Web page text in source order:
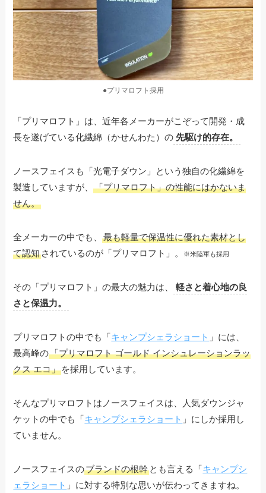
●プリマロフト採用
「プリマロフト」は、近年各メーカーがこぞって開発・成
長を遂げている化繊綿（かせんわた）の 先駆け的存在。
ノースフェイスも「光電子ダウン」という独自の化繊綿を
製造していますが、「プリマロフト」の性能にはかないま
せん。
全メーカーの中でも、最も軽量で保温性に優れた素材とし
て認知 されているのが「プリマロフト」。 ※米陸軍も採用
その「プリマロフト」の最大の魅力は、
軽さと着心地の良
さと保温力。
プリマロフトの中でも「キャンプシェラショート 」には、
最高峰の「プリマロフト ゴールド インシュレーションラッ
クス エコ」 を採用しています。
そんなプリマロフトはノースフェイスは、人気ダウンジャ
ケットの中でも「キャンプシェラショート 」にしか採用し
ていません。
ノースフェイスのブランドの根幹 とも言える「キャンプシ
ェラショート 」に対する特別な思いが伝わってきますね。